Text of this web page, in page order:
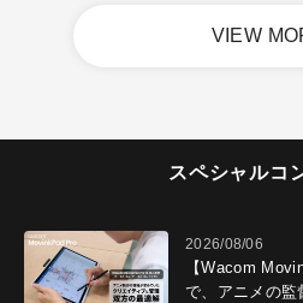
VIEW
スペシャルコ
2026/08/06
【Wacom
で、アニメの監